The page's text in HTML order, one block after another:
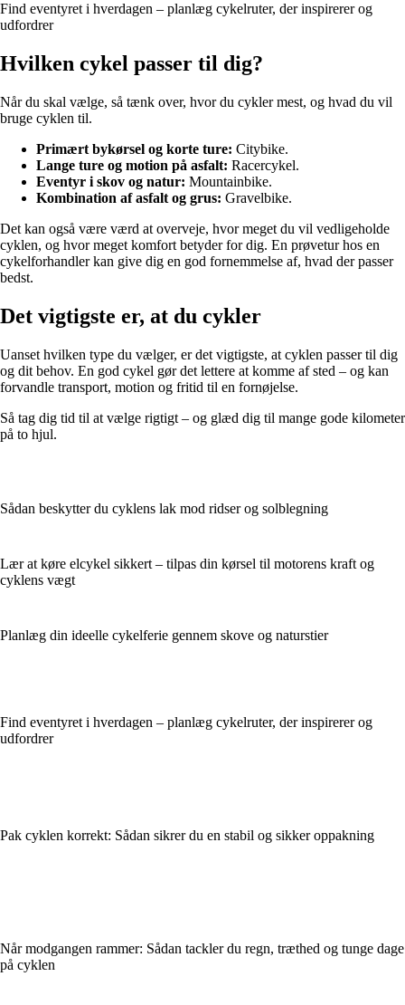
Find eventyret i hverdagen – planlæg cykelruter, der inspirerer og
udfordrer
Hvilken cykel passer til dig?
Når du skal vælge, så tænk over, hvor du cykler mest, og hvad du vil
bruge cyklen til.
Primært bykørsel og korte ture: Citybike.
Lange ture og motion på asfalt: Racercykel.
Eventyr i skov og natur: Mountainbike.
Kombination af asfalt og grus: Gravelbike.
Det kan også være værd at overveje, hvor meget du vil vedligeholde
cyklen, og hvor meget komfort betyder for dig. En prøvetur hos en
cykelforhandler kan give dig en god fornemmelse af, hvad der passer
bedst.
Det vigtigste er, at du cykler
Uanset hvilken type du vælger, er det vigtigste, at cyklen passer til dig
og dit behov. En god cykel gør det lettere at komme af sted – og kan
forvandle transport, motion og fritid til en fornøjelse.
Så tag dig tid til at vælge rigtigt – og glæd dig til mange gode kilometer
på to hjul.
Sådan beskytter du cyklens lak mod ridser og solblegning
Lær at køre elcykel sikkert – tilpas din kørsel til motorens kraft og
cyklens vægt
Planlæg din ideelle cykelferie gennem skove og naturstier
Find eventyret i hverdagen – planlæg cykelruter, der inspirerer og
udfordrer
Pak cyklen korrekt: Sådan sikrer du en stabil og sikker oppakning
Når modgangen rammer: Sådan tackler du regn, træthed og tunge dage
på cyklen